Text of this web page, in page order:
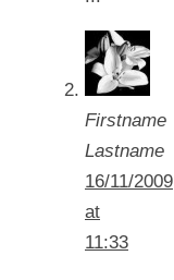
Firstname
Lastname
16/11/2009
at
11:33